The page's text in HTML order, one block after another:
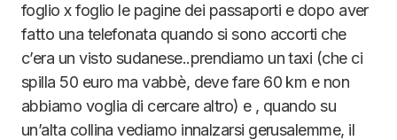
foglio x foglio le pagine dei passaporti e dopo aver
fatto una telefonata quando si sono accorti che
c’era un visto sudanese..prendiamo un taxi (che ci
spilla 50 euro ma vabbè, deve fare 60 km e non
abbiamo voglia di cercare altro) e , quando su
un’alta collina vediamo innalzarsi gerusalemme, il